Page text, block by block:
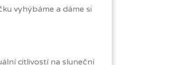
vyhýbáme a dáme si
citlivostí na sluneční